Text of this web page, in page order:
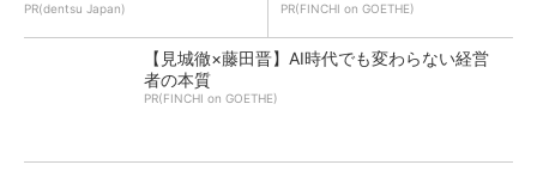
PR(dentsu Japan) PR(FINCHI on GOETHE)
【見城徹×藤田晋】AI時代でも変わらない経営
者の本質
PR(FINCHI on GOETHE)